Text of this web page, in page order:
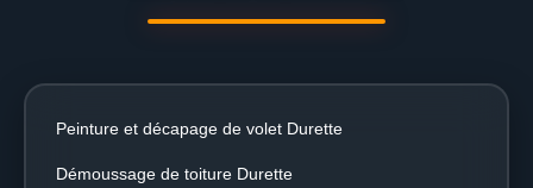
Peinture et décapage de volet Durette
Démoussage de toiture Durette